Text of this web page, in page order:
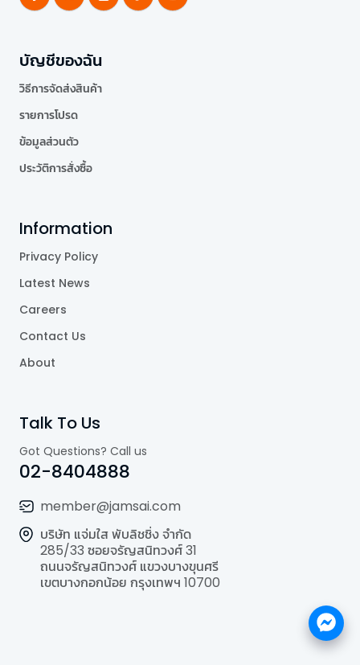
บัญชีของฉัน
วิธีการจัดส่งสินค้า
รายการโปรด
ข้อมูลส่วนตัว
ประวัติการสั่งซื้อ
Information
Privacy Policy
Latest News
Careers
Contact Us
About
Talk To Us
Got Questions? Call us
02-8404888
member@jamsai.com
บริษัท แจ่มใส พับลิชชิ่ง จำกัด
285/33 ซอยจรัญสนิทวงศ์ 31
ถนนจรัญสนิทวงศ์ แขวงบางขุนศรี
เขตบางกอกน้อย กรุงเทพฯ 10700